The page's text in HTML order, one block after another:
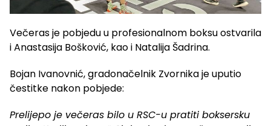
Večeras je pobjedu u profesionalnom boksu ostvarila
i Anastasija Bošković, kao i Natalija Šadrina.
Bojan Ivanovnić, gradonačelnik Zvornika je uputio
čestitke nakon pobjede:
Prelijepo je večeras bilo u RSC-u pratiti boksersku